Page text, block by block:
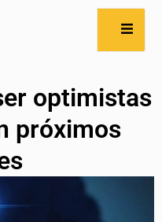
optimistas
próximos